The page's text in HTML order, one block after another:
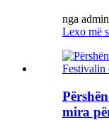
nga
Lexo më
mira